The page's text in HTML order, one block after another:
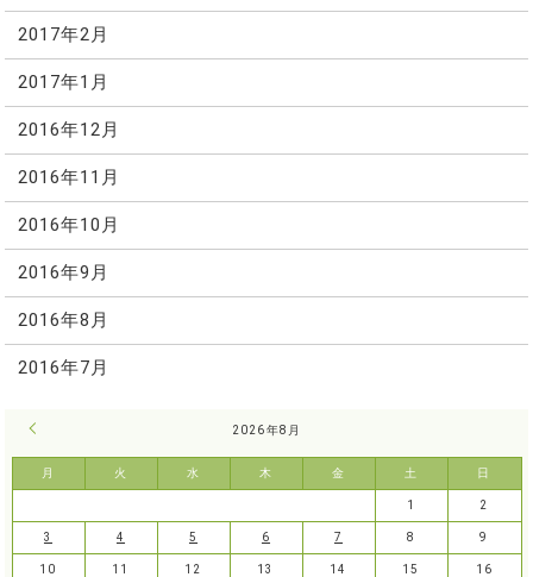
2017年2月
2017年1月
2016年12月
2016年11月
2016年10月
2016年9月
2016年8月
2016年7月
2026年8月
月 火 水 木 金 土 日
1 2
3 4 5 6 7 8 9
10 11 12 13 14 15 16